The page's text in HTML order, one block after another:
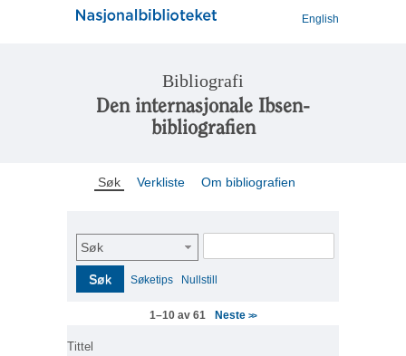
English
Bibliografi
Den internasjonale Ibsen-
bibliografien
Søk Verkliste Om bibliografien
Søk
Søk Søketips Nullstill
1–10 av 61 Neste>>
Tittel